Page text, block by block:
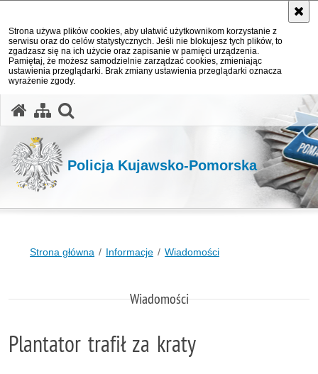
Strona używa plików cookies, aby ułatwić użytkownikom korzystanie z
serwisu oraz do celów statystycznych. Jeśli nie blokujesz tych plików, to
zgadzasz się na ich użycie oraz zapisanie w pamięci urządzenia.
Pamiętaj, że możesz samodzielnie zarządzać cookies, zmieniając
ustawienia przeglądarki. Brak zmiany ustawienia przeglądarki oznacza
wyrażenie zgody.
Policja Kujawsko-Pomorska
Strona główna Informacje Wiadomości
Wiadomości
Plantator trafił za kraty